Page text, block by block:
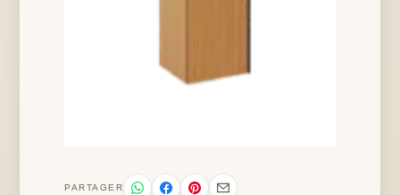
PARTAGER